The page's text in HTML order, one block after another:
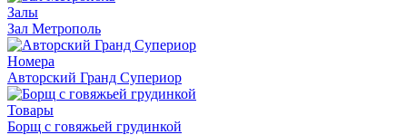
Залы
Зал Метрополь
Номера
Авторский Гранд Супериор
Товары
Борщ с говяжьей грудинкой